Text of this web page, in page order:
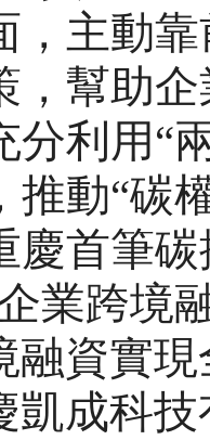
，主動
，幫助
分利用“
推動“碳
慶首筆
業跨境
融資實
凱成科